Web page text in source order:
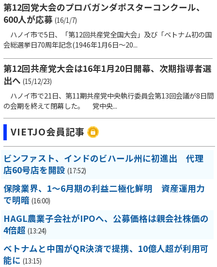
第12回党大会のプロバガンダポスターコンクール、
600人が応募 (16/1/7)
ハノイ市で5日、「第12回共産党全国大会」及び「ベトナム初の国
会総選挙日70周年記念(1946年1月6日～20...
第12回共産党大会は16年1月20日開幕、次期指導者選
出へ (15/12/23)
ハノイ市で21日、第11期共産党中央執行委員会第13回会議が8日間
の会期を終えて閉幕した。 党中央...
VIETJO会員記事
ビンファスト、インドのビハール州に初進出 代理
店60号店を開設 (17:52)
保険業界、1～6月期の利益二極化鮮明 資産運用力
で明暗 (16:00)
HAGL農業子会社がIPOへ、公募価格は親会社株価の
4倍超 (13:24)
ベトナムと中国がQR決済で提携、10億人超が利用可
能に (13:15)